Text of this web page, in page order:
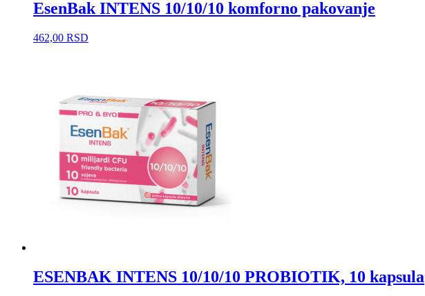
EsenBak INTENS 10/10/10 komforno pakovanje
462,00 RSD
ESENBAK INTENS 10/10/10 PROBIOTIK, 10 kapsula